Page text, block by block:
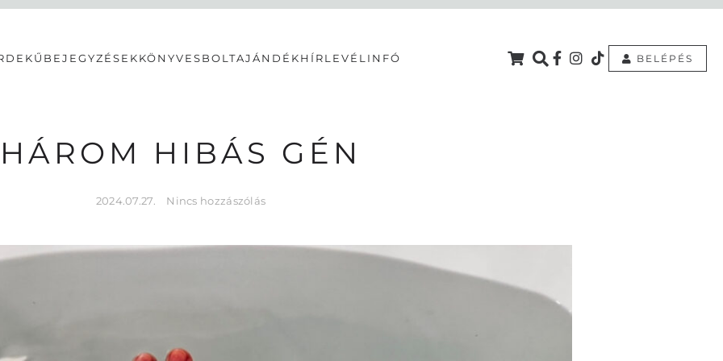
BEJEGYZÉSEKKÖNYVESBOLTAJÁNDÉKHÍRLEVÉL INFÓ BELÉPÉS
HÁROM HIBÁS GÉN
2024.07.27. Nincs hozzászólás